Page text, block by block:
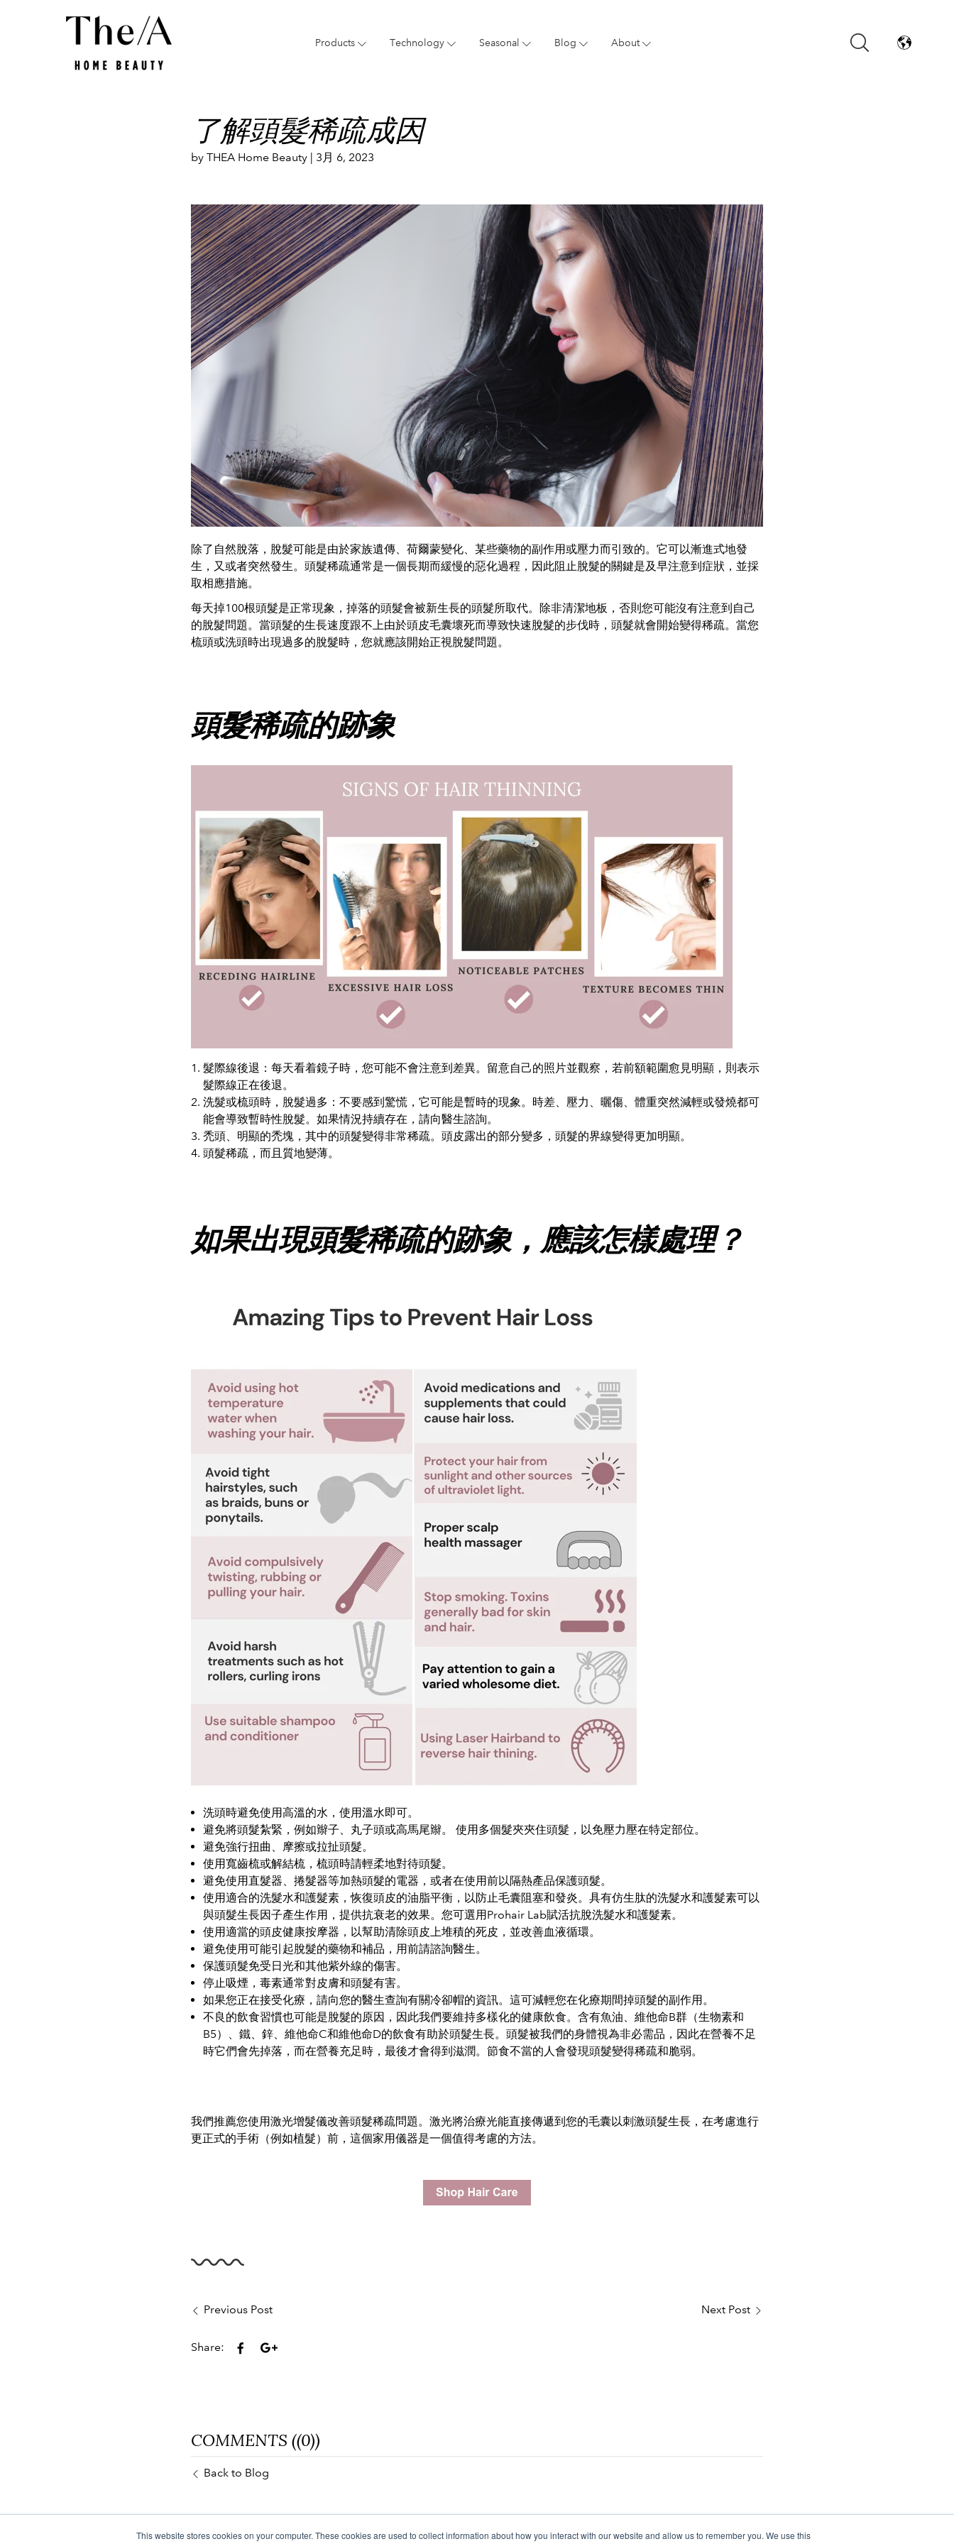
This website stores cookies on your computer. These cookies are used to collect information about how you interact with our website and allow us to remember you. We use this
Products Technology Seasonal Blog About
了解頭髮稀疏成因
by THEA Home Beauty | 3月 6, 2023
除了自然脫落，脫髮可能是由於家族遺傳、荷爾蒙變化、某些藥物的副作用或壓力而引致的。它可以漸進式地發
生，又或者突然發生。頭髮稀疏通常是一個長期而緩慢的惡化過程，因此阻止脫髮的關鍵是及早注意到症狀，並採
取相應措施。
每天掉100根頭髮是正常現象，掉落的頭髮會被新生長的頭髮所取代。除非清潔地板，否則您可能沒有注意到自己
的脫髮問題。當頭髮的生長速度跟不上由於頭皮毛囊壞死而導致快速脫髮的步伐時，頭髮就會開始變得稀疏。當您
梳頭或洗頭時出現過多的脫髮時，您就應該開始正視脫髮問題。
頭髮稀疏的跡象
髮際線後退：每天看着鏡子時，您可能不會注意到差異。留意自己的照片並觀察，若前額範圍愈見明顯，則表示
髮際線正在後退。
洗髮或梳頭時，脫髮過多：不要感到驚慌，它可能是暫時的現象。時差、壓力、曬傷、體重突然減輕或發燒都可
能會導致暫時性脫髮。如果情況持續存在，請向醫生諮詢。
禿頭、明顯的禿塊，其中的頭髮變得非常稀疏。頭皮露出的部分變多，頭髮的界線變得更加明顯。
頭髮稀疏，而且質地變薄。
如果出現頭髮稀疏的跡象，應該怎樣處理？
洗頭時避免使用高溫的水，使用溫水即可。
避免將頭髮紮緊，例如辮子、丸子頭或高馬尾辮。 使用多個髮夾夾住頭髮，以免壓力壓在特定部位。
避免強行扭曲、摩擦或拉扯頭髮。
使用寬齒梳或解結梳，梳頭時請輕柔地對待頭髮。
避免使用直髮器、捲髮器等加熱頭髮的電器，或者在使用前以隔熱產品保護頭髮。
使用適合的洗髮水和護髮素，恢復頭皮的油脂平衡，以防止毛囊阻塞和發炎。具有仿生肽的洗髮水和護髮素可以
與頭髮生長因子產生作用，提供抗衰老的效果。您可選用Prohair Lab賦活抗脫洗髮水和護髮素。
使用適當的頭皮健康按摩器，以幫助清除頭皮上堆積的死皮，並改善血液循環。
避免使用可能引起脫髮的藥物和補品，用前請諮詢醫生。
保護頭髮免受日光和其他紫外線的傷害。
停止吸煙，毒素通常對皮膚和頭髮有害。
如果您正在接受化療，請向您的醫生查詢有關冷卻帽的資訊。這可減輕您在化療期間掉頭髮的副作用。
不良的飲食習慣也可能是脫髮的原因，因此我們要維持多樣化的健康飲食。含有魚油、維他命B群（生物素和
B5）、鐵、鋅、維他命C和維他命D的飲食有助於頭髮生長。頭髮被我們的身體視為非必需品，因此在營養不足
時它們會先掉落，而在營養充足時，最後才會得到滋潤。節食不當的人會發現頭髮變得稀疏和脆弱。
我們推薦您使用激光增髮儀改善頭髮稀疏問題。激光將治療光能直接傳遞到您的毛囊以刺激頭髮生長，在考慮進行
更正式的手術（例如植髮）前，這個家用儀器是一個值得考慮的方法。
Previous Post Next Post
Share:
COMMENTS ((0))
Back to Blog